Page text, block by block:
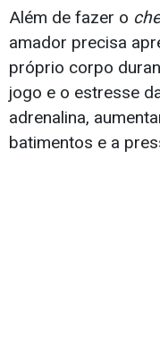
Além de fazer o
amador precisa
próprio corpo
jogo e o estresse
adrenalina,
batimentos e a